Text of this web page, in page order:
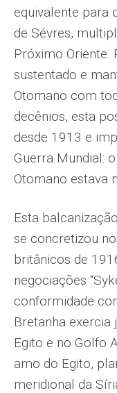
equivalente para
de Sévres,
Próximo Oriente.
sustentado e
Otomano com
decênios, esta
desde 1913 e
Guerra Mundial:
Otomano estava
Esta
se concretizou
britânicos de
negociações
conformidade
Bretanha
Egito e no Golfo
amo do Egito,
meridional da